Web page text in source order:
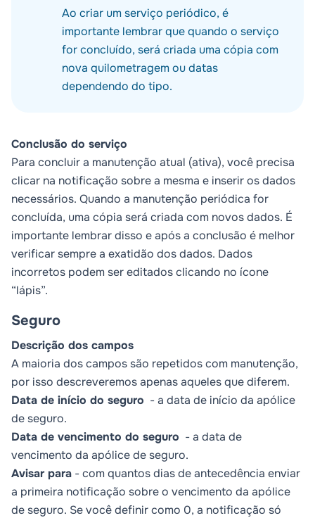
Ao criar um serviço periódico, é
importante lembrar que quando o serviço
for concluído, será criada uma cópia com
nova quilometragem ou datas
dependendo do tipo.
Conclusão do serviço
Para concluir a manutenção atual (ativa), você precisa
clicar na notificação sobre a mesma e inserir os dados
necessários. Quando a manutenção periódica for
concluída, uma cópia será criada com novos dados. É
importante lembrar disso e após a conclusão é melhor
verificar sempre a exatidão dos dados. Dados
incorretos podem ser editados clicando no ícone
“lápis”.
Seguro
Descrição dos campos
A maioria dos campos são repetidos com manutenção,
por isso descreveremos apenas aqueles que diferem.
Data de início do seguro - a data de início da apólice
de seguro.
Data de vencimento do seguro - a data de
vencimento da apólice de seguro.
Avisar para - com quantos dias de antecedência enviar
a primeira notificação sobre o vencimento da apólice
de seguro. Se você definir como 0, a notificação só